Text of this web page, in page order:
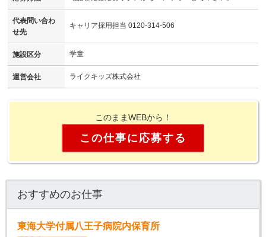
代表問い合わ
せ先
キャリア採用担当 0120-314-506
施設区分 学童
運営会社 ライクキッズ株式会社
このままWEBから！
この仕事に応募する
おすすめのお仕事
東海大学付属八王子病院内保育所